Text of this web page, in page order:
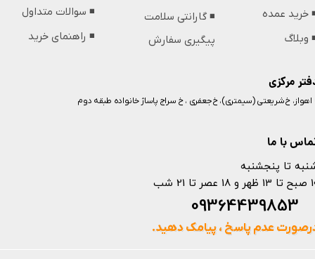
مرکزی
با ما
اهواز، خ شریعتی (سیمتری)، خ جعفری ، خ سراج پاساژ خانواده طبقه دوم
تا پنجشنبه
تا 21 شب
عدم پاسخ ، پیامک دهید.
◾️ سوالات متداول
◾️ راهنمای خرید
خرید عمده
وبلاگ
◾️ گارانتی سلامت
پیگیری سفارش